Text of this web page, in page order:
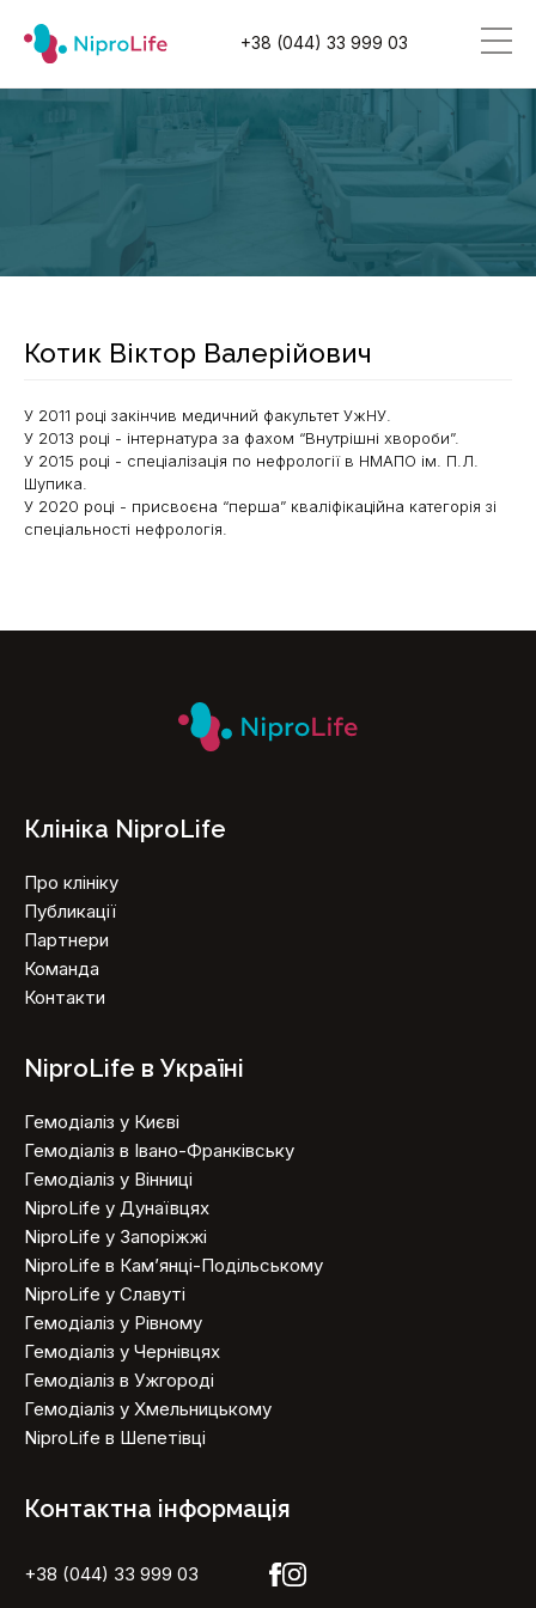
+38 (044) 33 999 03
Котик Віктор Валерійович
У 2011 році закінчив медичний факультет УжНУ.
У 2013 році - інтернатура за фахом “Внутрішні хвороби”.
У 2015 році - спеціалізація по нефрології в НМАПО ім. П.Л.
Шупика.
У 2020 році - присвоєна “перша” кваліфікаційна категорія зі
спеціальності нефрологія.
Клініка NiproLife
Про клініку
Публикації
Партнери
Команда
Контакти
NiproLife в Україні
Гемодіаліз у Києві
Гемодіаліз в Івано-Франківську
Гемодіаліз у Вінниці
NiproLife у Дунаївцях
NiproLife у Запоріжжі
NiproLife в Кам’янці-Подільському
NiproLife у Славуті
Гемодіаліз у Рівному
Гемодіаліз у Чернівцях
Гемодіаліз в Ужгороді
Гемодіаліз у Хмельницькому
NiproLife в Шепетівці
Контактна інформація
+38 (044) 33 999 03